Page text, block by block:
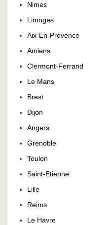
Nimes
Limoges
Aix-En-Provence
Amiens
Clermont-Ferrand
Le Mans
Brest
Dijon
Angers
Grenoble
Toulon
Saint-Etienne
Lille
Reims
Le Havre